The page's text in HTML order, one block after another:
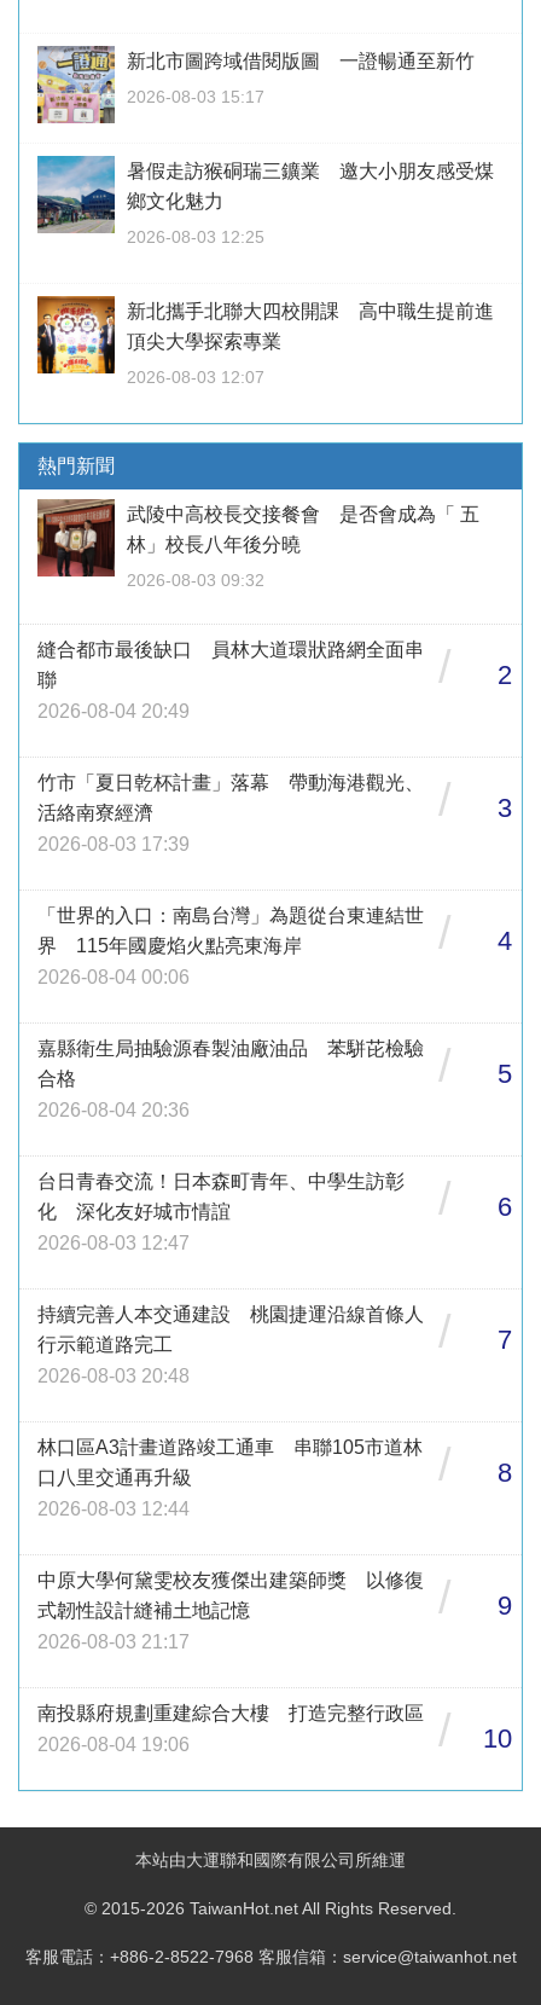
新北市圖跨域借閱版圖 一證暢通至新竹
2026-08-03 15:17
暑假走訪猴硐瑞三鑛業 邀大小朋友感受煤
鄉文化魅力
2026-08-03 12:25
新北攜手北聯大四校開課 高中職生提前進
頂尖大學探索專業
2026-08-03 12:07
熱門新聞
武陵中高校長交接餐會 是否會成為「 五
林」校長八年後分曉
2026-08-03 09:32
縫合都市最後缺口 員林大道環狀路網全面串
聯
2026-08-04 20:49
/ 2
竹市「夏日乾杯計畫」落幕 帶動海港觀光、
活絡南寮經濟
2026-08-03 17:39
/ 3
「世界的入口：南島台灣」為題從台東連結世
界 115年國慶焰火點亮東海岸
2026-08-04 00:06
/ 4
嘉縣衛生局抽驗源春製油廠油品 苯駢芘檢驗
合格
2026-08-04 20:36
/ 5
台日青春交流！日本森町青年、中學生訪彰
化 深化友好城市情誼
2026-08-03 12:47
/ 6
持續完善人本交通建設 桃園捷運沿線首條人
行示範道路完工
2026-08-03 20:48
/ 7
林口區A3計畫道路竣工通車 串聯105市道林
口八里交通再升級
2026-08-03 12:44
/ 8
中原大學何黛雯校友獲傑出建築師獎 以修復
式韌性設計縫補土地記憶
2026-08-03 21:17
/ 9
南投縣府規劃重建綜合大樓 打造完整行政區
2026-08-04 19:06
/ 10
本站由大運聯和國際有限公司所維運
© 2015-2026 TaiwanHot.net All Rights Reserved.
客服電話：+886-2-8522-7968 客服信箱：service@taiwanhot.net